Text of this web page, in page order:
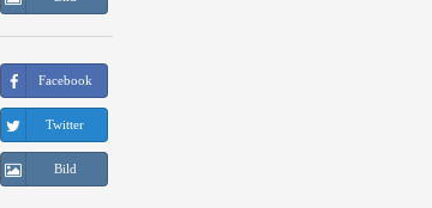
Facebook
Twitter
Bild